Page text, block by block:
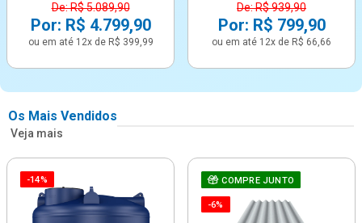
De: R$ 5.089,90
Por: R$ 4.799,90
ou em até 12x de R$ 399,99
De: R$ 939,90
Por: R$ 799,90
ou em até 12x de R$ 66,66
Os Mais Vendidos
Veja mais
-14% COMPRE JUNTO
-6%